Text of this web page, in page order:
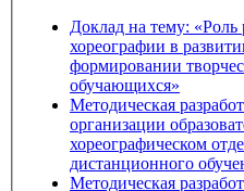
Доклад на тему: «Роль
хореографии в
формировании
обучающихся»
Методическая разработка на
организации
хореографическом
дистанционного
Методическая